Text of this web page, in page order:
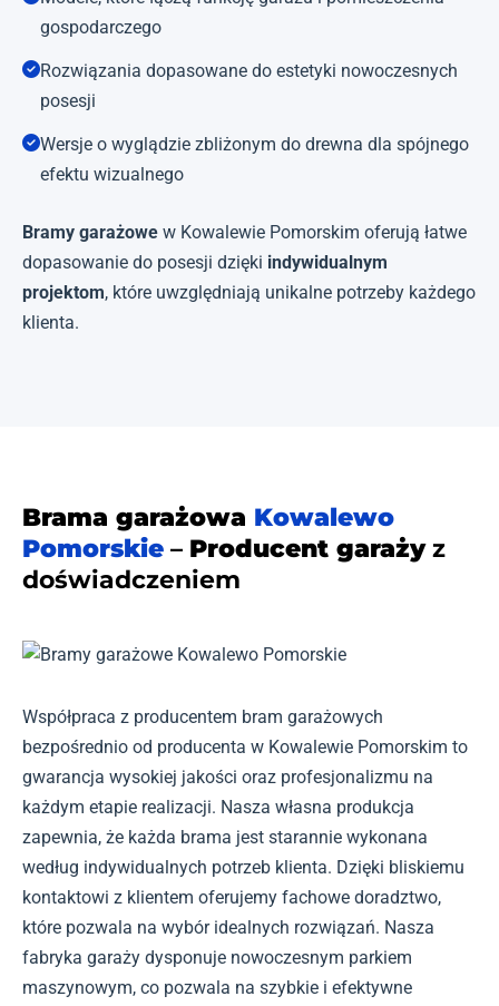
gospodarczego
Rozwiązania dopasowane do estetyki nowoczesnych
posesji
Wersje o wyglądzie zbliżonym do drewna dla spójnego
efektu wizualnego
Bramy garażowe w Kowalewie Pomorskim oferują łatwe
dopasowanie do posesji dzięki indywidualnym
projektom, które uwzględniają unikalne potrzeby każdego
klienta.
Brama garażowa Kowalewo
Pomorskie – Producent garażyz
doświadczeniem
Współpraca z producentem bram garażowych
bezpośrednio od producenta w Kowalewie Pomorskim to
gwarancja wysokiej jakości oraz profesjonalizmu na
każdym etapie realizacji. Nasza własna produkcja
zapewnia, że każda brama jest starannie wykonana
według indywidualnych potrzeb klienta. Dzięki bliskiemu
kontaktowi z klientem oferujemy fachowe doradztwo,
które pozwala na wybór idealnych rozwiązań. Nasza
fabryka garaży dysponuje nowoczesnym parkiem
maszynowym, co pozwala na szybkie i efektywne